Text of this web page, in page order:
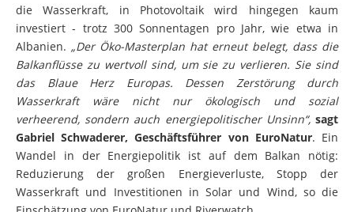
die Wasserkraft, in Photovoltaik wird hingegen kaum
investiert - trotz 300 Sonnentagen pro Jahr, wie etwa in
Albanien. „Der Öko-Masterplan hat erneut belegt, dass die
Balkanflüsse zu wertvoll sind, um sie zu verlieren. Sie sind
das Blaue Herz Europas. Dessen Zerstörung durch
Wasserkraft wäre nicht nur ökologisch und sozial
verheerend, sondern auch energiepolitischer Unsinn“, sagt
Gabriel Schwaderer, Geschäftsführer von EuroNatur. Ein
Wandel in der Energiepolitik ist auf dem Balkan nötig:
Reduzierung der großen Energieverluste, Stopp der
Wasserkraft und Investitionen in Solar und Wind, so die